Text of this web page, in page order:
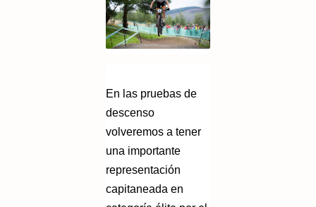
En las pruebas de
descenso
volveremos a tener
una importante
representación
capitaneada en